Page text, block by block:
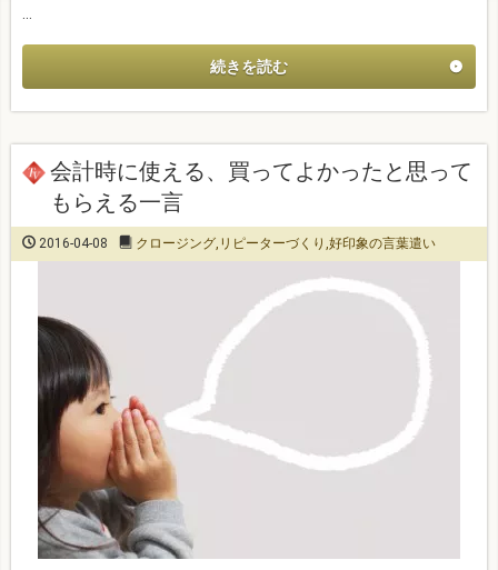
続きを読む
会計時に使える、買ってよかったと思って
もらえる一言
2016-04-08 クロージング リピーターづくり 好印象の言葉遣い